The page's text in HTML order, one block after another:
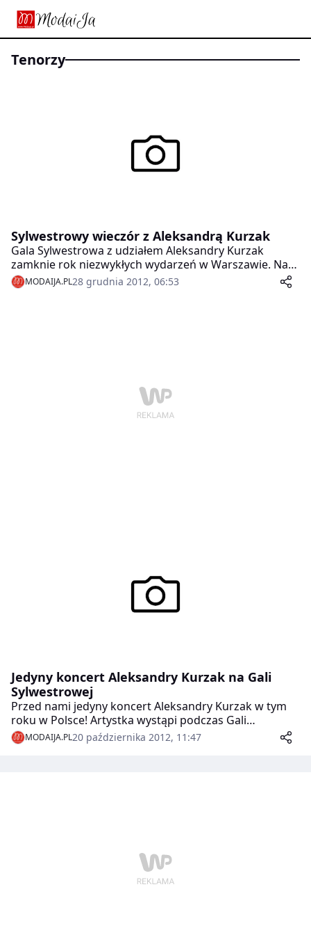
tenorzy
Sylwestrowy wieczór z Aleksandrą Kurzak
Gala Sylwestrowa z udziałem Aleksandry Kurzak
zamknie rok niezwykłych wydarzeń w Warszawie. Na
zaproszenie Stołecznej Estrady, artystka wystąpi w
towarzystwie znakomitych gości: włoskiego tenora
MODAIJA.PL28 grudnia 2012, 06:53
Jedyny koncert Aleksandry Kurzak na Gali
Sylwestrowej
Przed nami jedyny koncert Aleksandry Kurzak w tym
roku w Polsce! Artystka wystąpi podczas Gali
Sylwestrowej, która odbędzie się w Sali Kongresowej
PKiN.
MODAIJA.PL20 października 2012, 11:47